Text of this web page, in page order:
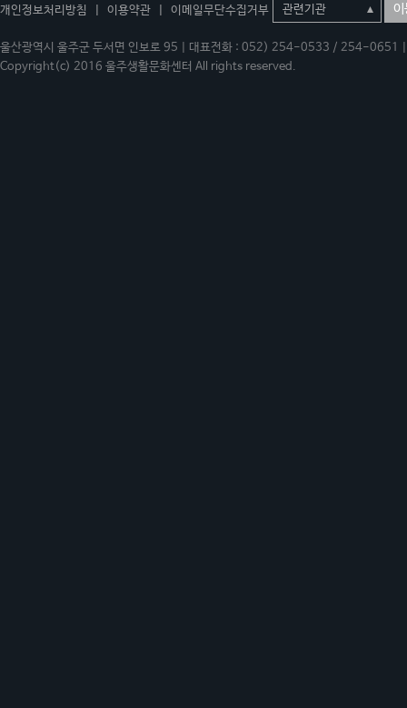
개인정보처리방침 이용약관 이메일무단수집거부 이
울산광역시 울주군 두서면 인보로 95 | 대표전화 : 052) 254-0533 / 254-
Copyright(c) 2016 울주생활문화센터 All rights reserved.